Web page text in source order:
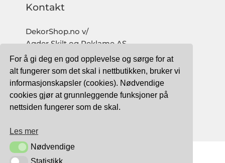
For å gi deg en god opplevelse og sørge for at
alt fungerer som det skal i nettbutikken, bruker vi
informasjonskapsler (cookies). Nødvendige
cookies gjør at grunnleggende funksjoner på
nettsiden fungerer som de skal.
Les mer
NødvendigeNødvendige
Statistikk
Kontakt
DekorShop.no v/
Agder Skilt og Reklame AS
Org. nr: 997 633 016 MVA
salg@dekorshop.no
Tlf: 959 32 123
09.00 - 16.00